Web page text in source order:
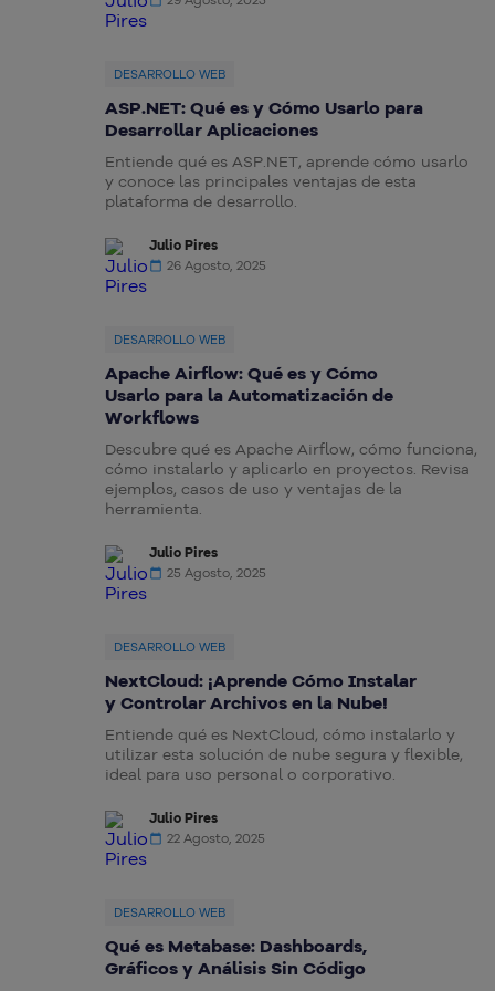
DESARROLLO WEB
ASP.NET: Qué es y Cómo Usarlo para
Desarrollar Aplicaciones
Entiende qué es ASP.NET, aprende cómo usarlo
y conoce las principales ventajas de esta
plataforma de desarrollo.
Julio Pires
26 Agosto, 2025
DESARROLLO WEB
Apache Airflow: Qué es y Cómo
Usarlo para la Automatización de
Workflows
Descubre qué es Apache Airflow, cómo funciona,
cómo instalarlo y aplicarlo en proyectos. Revisa
ejemplos, casos de uso y ventajas de la
herramienta.
Julio Pires
25 Agosto, 2025
DESARROLLO WEB
NextCloud: ¡Aprende Cómo Instalar
y Controlar Archivos en la Nube!
Entiende qué es NextCloud, cómo instalarlo y
utilizar esta solución de nube segura y flexible,
ideal para uso personal o corporativo.
Julio Pires
22 Agosto, 2025
DESARROLLO WEB
Qué es Metabase: Dashboards,
Gráficos y Análisis Sin Código